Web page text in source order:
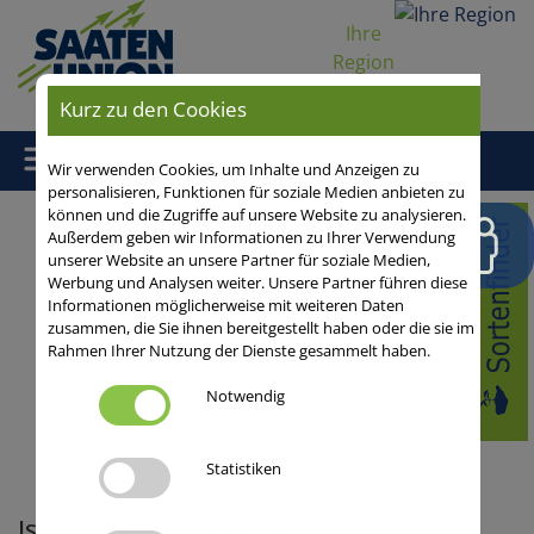
Ihre
Region
Home/Aus der Praxis/Getreide/Winterroggen/HySeed-
Hybridroggen /Ökonomie/Markt/Verwertung / Ist
Grünschnittroggen in der Fütterung eine Alternative zu
Welschem Weidelgras?
0 Kommentare
Kurz zu den Cookies
Wir verwenden Cookies, um Inhalte und Anzeigen zu
personalisieren, Funktionen für soziale Medien anbieten zu
können und die Zugriffe auf unsere Website zu analysieren.
Außerdem geben wir Informationen zu Ihrer Verwendung
unserer Website an unsere Partner für soziale Medien,
Werbung und Analysen weiter. Unsere Partner führen diese
Informationen möglicherweise mit weiteren Daten
zusammen, die Sie ihnen bereitgestellt haben oder die sie im
Rahmen Ihrer Nutzung der Dienste gesammelt haben.
Notwendig
Statistiken